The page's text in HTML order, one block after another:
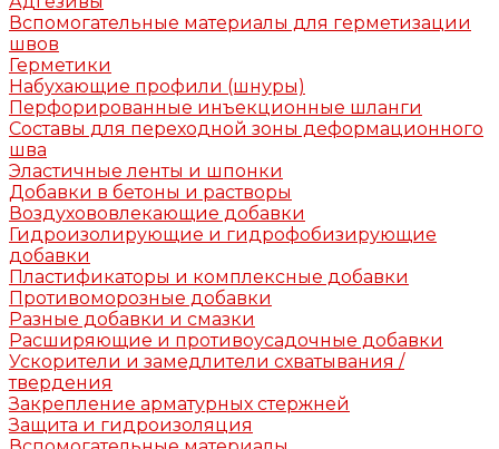
Вспомогательные материалы для герметизации
швов
Герметики
Набухающие профили (шнуры)
Перфорированные инъекционные шланги
Составы для переходной зоны деформационного
шва
Эластичные ленты и шпонки
Добавки в бетоны и растворы
Воздухововлекающие добавки
Гидроизолирующие и гидрофобизирующие
добавки
Пластификаторы и комплексные добавки
Противоморозные добавки
Разные добавки и смазки
Расширяющие и противоусадочные добавки
Ускорители и замедлители схватывания /
твердения
Закрепление арматурных стержней
Защита и гидроизоляция